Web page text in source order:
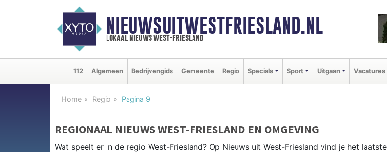
NIEUWSUITWESTFRIESLAND.NL
lokaal nieuws west-friesland
112 Algemeen Bedrijvengids Gemeente Regio Specials Sport Uitgaan Vacatures
Home Regio Pagina 9
REGIONAAL NIEUWS WEST-FRIESLAND EN OMGEVING
Wat speelt er in de regio West-Friesland? Op Nieuws uit West-Friesland vind je het laatste